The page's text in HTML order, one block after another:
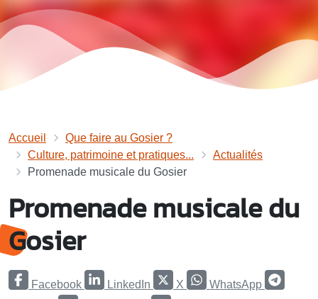
Accueil
Que faire au Gosier ?
Culture, patrimoine et pratiques...
Actualités
Promenade musicale du Gosier
Promenade musicale du
Gosier
Facebook LinkedIn X WhatsApp